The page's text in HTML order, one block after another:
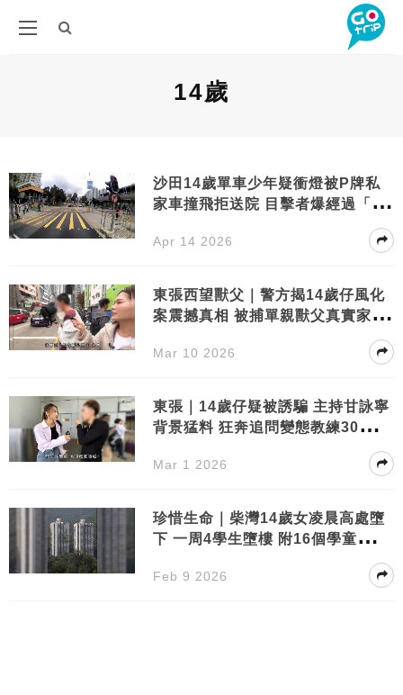
14歲
沙田14歲單車少年疑衝燈被P牌私
家車撞飛拒送院 目擊者爆經過「飛
Apr 14 2026
東張西望獸父｜警方揭14歲仔風化
案震撼真相 被捕單親獸父真實家庭
Mar 10 2026
東張｜14歲仔疑被誘騙 主持甘詠寧
背景猛料 狂奔追問變態教練30條問
Mar 1 2026
珍惜生命｜柴灣14歲女凌晨高處墮
下 一周4學生墮樓 附16個學童常見
Feb 9 2026